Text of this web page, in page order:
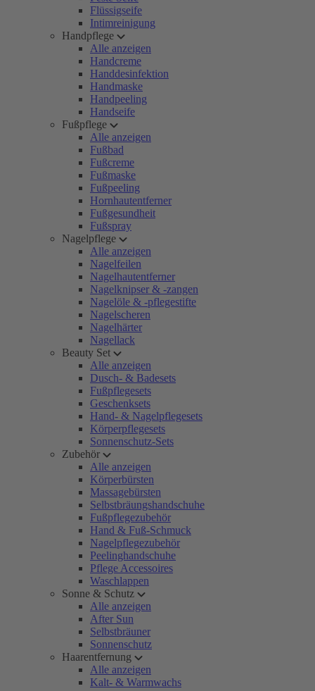
Flüssigseife
Intimreinigung
Handpflege
Alle anzeigen
Handcreme
Handdesinfektion
Handmaske
Handpeeling
Handseife
Fußpflege
Alle anzeigen
Fußbad
Fußcreme
Fußmaske
Fußpeeling
Hornhautentferner
Fußgesundheit
Fußspray
Nagelpflege
Alle anzeigen
Nagelfeilen
Nagelhautentferner
Nagelknipser & -zangen
Nagelöle & -pflegestifte
Nagelscheren
Nagelhärter
Nagellack
Beauty Set
Alle anzeigen
Dusch- & Badesets
Fußpflegesets
Geschenksets
Hand- & Nagelpflegesets
Körperpflegesets
Sonnenschutz-Sets
Zubehör
Alle anzeigen
Körperbürsten
Massagebürsten
Selbstbräungshandschuhe
Fußpflegezubehör
Hand & Fuß-Schmuck
Nagelpflegezubehör
Peelinghandschuhe
Pflege Accessoires
Waschlappen
Sonne & Schutz
Alle anzeigen
After Sun
Selbstbräuner
Sonnenschutz
Haarentfernung
Alle anzeigen
Kalt- & Warmwachs